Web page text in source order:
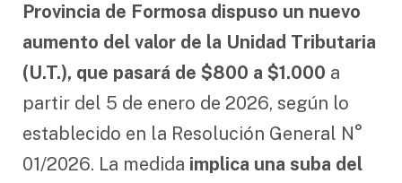
Provincia de Formosa dispuso un nuevo
aumento del valor de la Unidad Tributaria
(U.T.), que pasará de $800 a $1.000 a
partir del 5 de enero de 2026, según lo
establecido en la Resolución General N°
01/2026. La medida implica una suba del